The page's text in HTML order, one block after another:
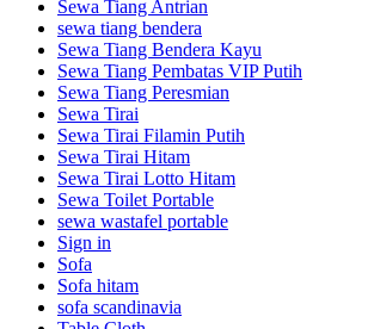
Sewa Tiang Antrian
sewa tiang bendera
Sewa Tiang Bendera Kayu
Sewa Tiang Pembatas VIP Putih
Sewa Tiang Peresmian
Sewa Tirai
Sewa Tirai Filamin Putih
Sewa Tirai Hitam
Sewa Tirai Lotto Hitam
Sewa Toilet Portable
sewa wastafel portable
Sign in
Sofa
Sofa hitam
sofa scandinavia